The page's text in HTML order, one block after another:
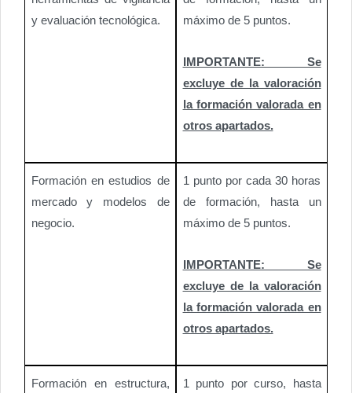
y evaluación tecnológica.
máximo de 5 puntos.
IMPORTANTE: Se
excluye de la valoración
la formación valorada en
otros apartados.
Formación en estudios de
mercado y modelos de
negocio.
1 punto por cada 30 horas
de formación, hasta un
máximo de 5 puntos.
IMPORTANTE: Se
excluye de la valoración
la formación valorada en
otros apartados.
Formación en estructura,
1 punto por curso, hasta